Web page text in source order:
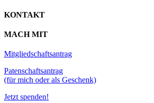
KONTAKT
MACH MIT
Mitgliedschaftsantrag
Patenschaftsantrag
(für mich oder als Geschenk)
Jetzt spenden!